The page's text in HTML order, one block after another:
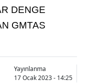
DENGE
GMTAS
Yayınlanma
17 Ocak 2023 - 14:25